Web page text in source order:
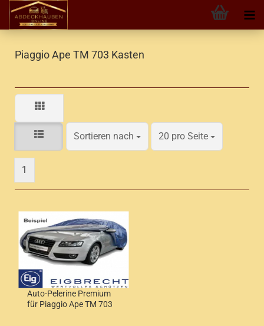
Piaggio Ape TM 703 Kasten
Sortieren nach
Sortieren nach 20 pro Seite
pro Seite
1
Auto-Pelerine Premium
für Piaggio Ape TM 703